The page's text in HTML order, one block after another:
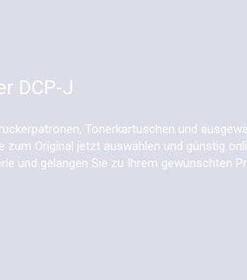
DCP-J
Tonerkartuschen und
zum Original jetzt auswählen und günstig
und gelangen Sie zu Ihrem gewünschten